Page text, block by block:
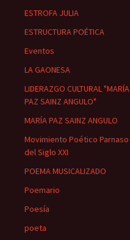
ESTROFA JULIA
ESTRUCTURA POÉTICA
Eventos
LA GAONESA
LIDERAZGO CULTURAL "MARÍA
PAZ SAINZ ANGULO"
MARÍA PAZ SAINZ ANGULO
Movimiento Poético Parnaso
del Siglo XXI
POEMA MUSICALIZADO
Poemario
Poesía
poeta